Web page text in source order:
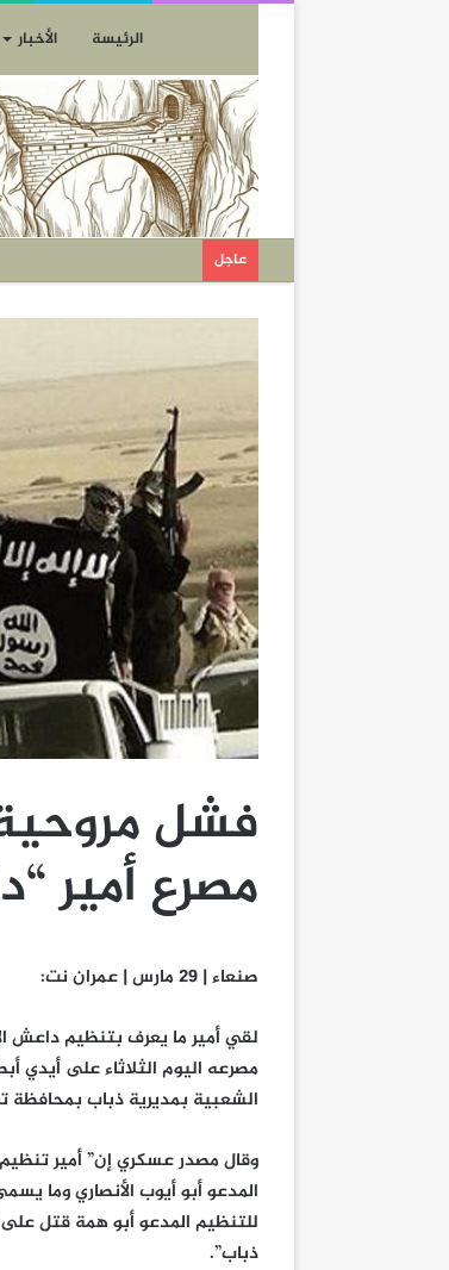
الرئيسة الأخبار
عاجل
فشل مروحية
مصرع أمير
صنعاء | 29 مارس | عمران نت:
لقي أمير ما يعرف بتنظيم داعش
مصرعه اليوم الثلاثاء على أيدي
الشعبية بمديرية ذباب بمحافظة
وقال مصدر عسكري إن” أمير
المدعو أبو أيوب الأنصاري وما
للتنظيم المدعو أبو همة قتل
ذباب”.